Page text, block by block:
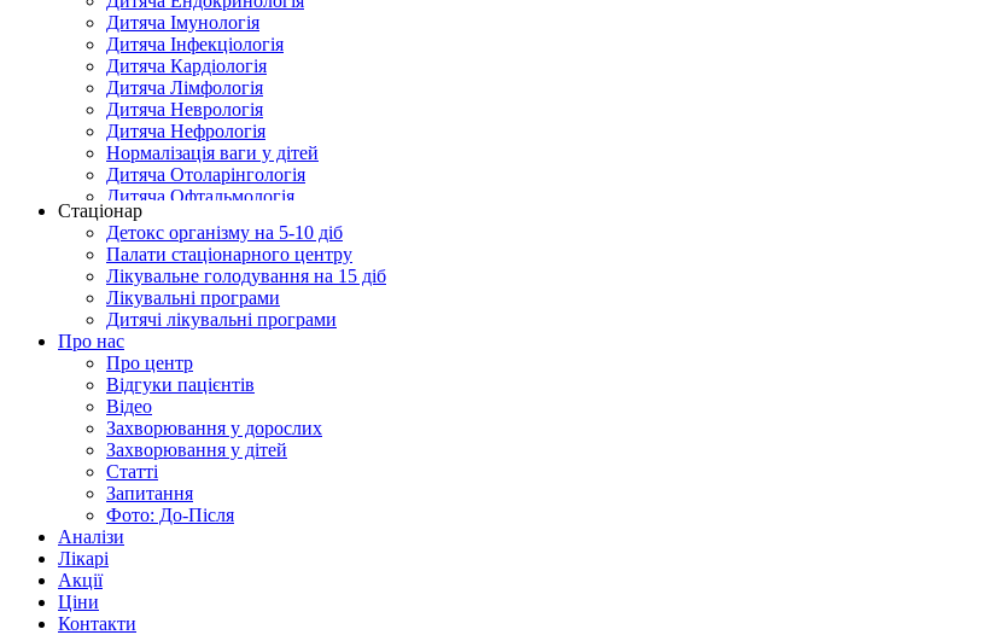
Ін’єкційна косметологія
Косметологія тіла
Подологія
Дитяча Імунологія
Дитяча Інфекціологія
Дитяча Кардіологія
Дитяча Лімфологія
Дитяча Неврологія
Дитяча Нефрологія
Нормалізація ваги у дітей
Дитяча Отоларінгологія
Дитяча Офтальмологія
Очищення організму для дітей
Педіатрія
Профілактика Онкологічних захворювань у дітей
Дитяча Психіатрія
Дитяча Психологія
Дитяча Ревматологія
Дитяча Стоматологія
Дитяча Трихологія
Дитяча Урологія
Дитяча Флебологія
Дитяча Фізіотерапія
Стаціонар
Детокс організму на 5-10 діб
Палати стаціонарного центру
Лікувальне голодування на 15 діб
Лікувальні програми
Дитячі лікувальні програми
Про нас
Про центр
Відгуки пацієнтів
Відео
Захворювання у дорослих
Захворювання у дітей
Статті
Запитання
Фото: До-Після
Аналізи
Лікарі
Акції
Ціни
Контакти